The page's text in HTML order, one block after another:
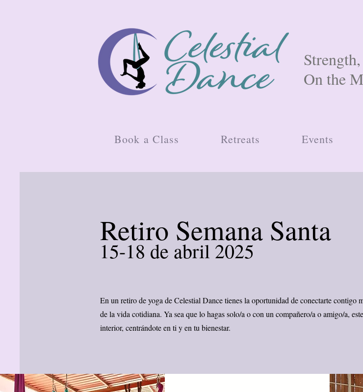
On the
Book a Class Retreats Events
Retiro Semana Santa
15-18 de abril 2025
En un retiro de yoga de Celestial Dance tienes la oportunidad de conectarte contigo
de la vida cotidiana. Ya sea que lo hagas solo/a o con un compañero/a o amigo/a,
interior, centrándote en ti y en tu bienestar.